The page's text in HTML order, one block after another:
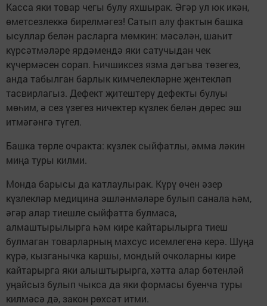
Касса яки товар чегы булу яхшырак. Әгәр ул юк икән,
өметсезлеккә бирелмәгез! Сатып алу фактын башка
ысуллар белән расларга мөмкин: мәсәлән, шаһит
күрсәтмәләре ярдәмендә яки сатучыдан чек
күчермәсен сорап. Һичшиксез язма дәгъва төзегез,
анда табылган барлык кимчелекләрне җентекләп
тасвирлагыз. Дефект җитештерү дефекты булуы
мөһим, ә сез үзегез ничектер күзлек белән дөрес эш
итмәгәнгә түгел.
Башка төрле очракта: күзлек сыйфатлы, әмма ләкин
миңа туры килми.
Монда барысы да катлаулырак. Күрү өчен әзер
күзлекләр медицина эшләнмәләре булып санала һәм,
әгәр алар тиешле сыйфатта булмаса,
алмаштырылырга һәм кире кайтарылырга тиеш
булмаган товарларның махсус исемлегенә керә. Шуңа
күрә, кызганычка каршы, мондый очколарны кире
кайтарырга яки алыштырырга, хәтта алар бөтенләй
уңайсыз булып чыкса да яки формасы буенча туры
килмәсә дә, закон рөхсәт итми.